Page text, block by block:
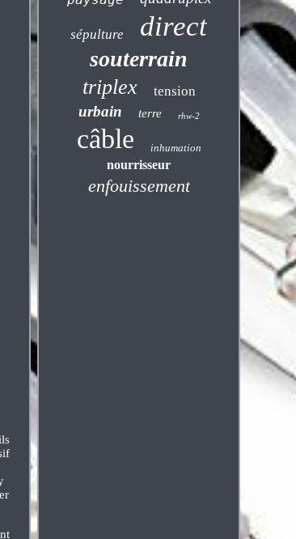
sépulture direct
souterrain
triplex tension
urbain terre rhw-2
câble inhumation
nourrisseur
enfouissement